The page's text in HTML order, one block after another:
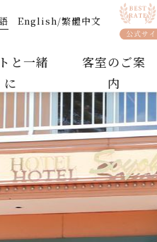
泊まれるリゾートホテル
English/繁體中文
と一緒
に
客室のご案
内